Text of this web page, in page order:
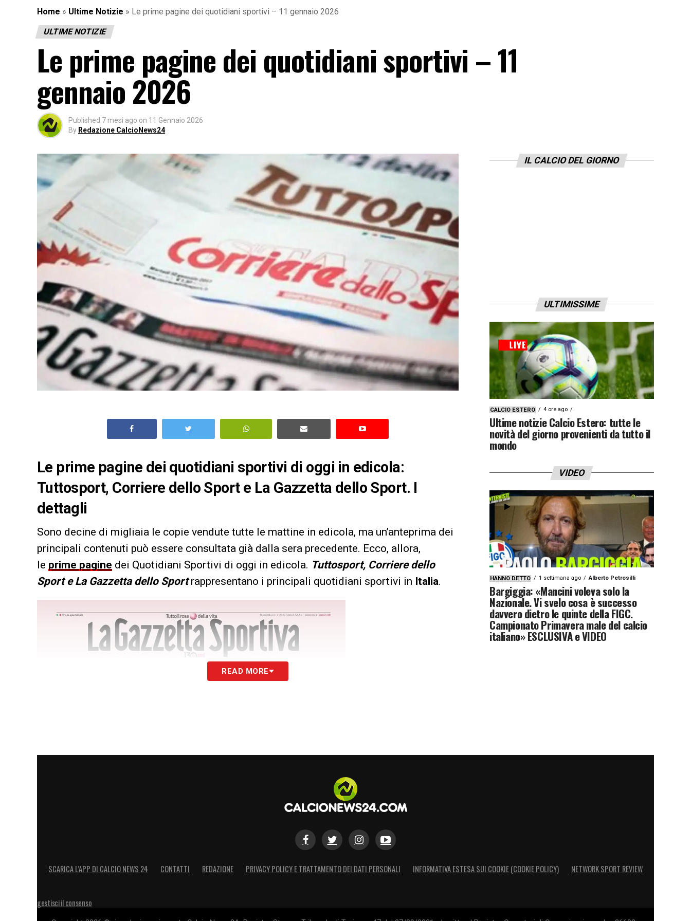
Home » Ultime Notizie » Le prime pagine dei quotidiani sportivi – 11 gennaio 2026
ULTIME NOTIZIE
Le prime pagine dei quotidiani sportivi – 11
gennaio 2026
Published 7 mesi ago on 11 Gennaio 2026
By Redazione CalcioNews24
Le prime pagine dei quotidiani sportivi di oggi in edicola:
Tuttosport, Corriere dello Sport e La Gazzetta dello Sport. I
dettagli
Sono decine di migliaia le copie vendute tutte le mattine in edicola, ma un’anteprima dei
principali contenuti può essere consultata già dalla sera precedente. Ecco, allora,
le prime pagine dei Quotidiani Sportivi di oggi in edicola. Tuttosport, Corriere dello
Sport e La Gazzetta dello Sportrappresentano i principali quotidiani sportivi in Italia.
READ MORE
IL CALCIO DEL GIORNO
ULTIMISSIME
CALCIO ESTERO 4 ore ago
Ultime notizie Calcio Estero: tutte le
novità del giorno provenienti da tutto il
mondo
VIDEO
HANNO DETTO 1 settimana ago Alberto Petrosilli
Bargiggia: «Mancini voleva solo la
Nazionale. Vi svelo cosa è successo
davvero dietro le quinte della FIGC.
Campionato Primavera male del calcio
italiano» ESCLUSIVA e VIDEO
SCARICA L’APP DI CALCIO NEWS 24 CONTATTI REDAZIONE PRIVACY POLICY E TRATTAMENTO DEI DATI PERSONALI INFORMATIVA ESTESA SUI COOKIE (COOKIE POLICY) NETWORK SPORT REVIEW
gestisci il consenso